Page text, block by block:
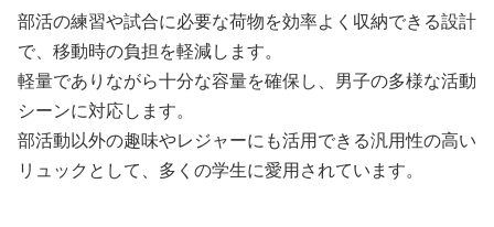
部活の練習や試合に必要な荷物を効率よく収納できる設計
で、移動時の負担を軽減します。
軽量でありながら十分な容量を確保し、男子の多様な活動
シーンに対応します。
部活動以外の趣味やレジャーにも活用できる汎用性の高い
リュックとして、多くの学生に愛用されています。